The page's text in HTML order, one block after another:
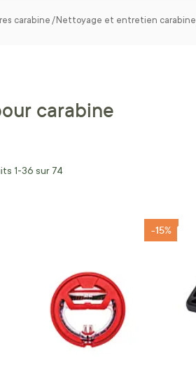
carabine Nettoyage et entretien carabine
carabine
1-36 sur 74
-15%